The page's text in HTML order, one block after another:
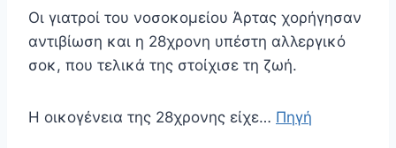
Οι γιατροί του νοσοκομείου Άρτας χορήγησαν
αντιβίωση και η 28χρονη υπέστη αλλεργικό
σοκ, που τελικά της στοίχισε τη ζωή.
Η οικογένεια της 28χρονης είχε… Πηγή